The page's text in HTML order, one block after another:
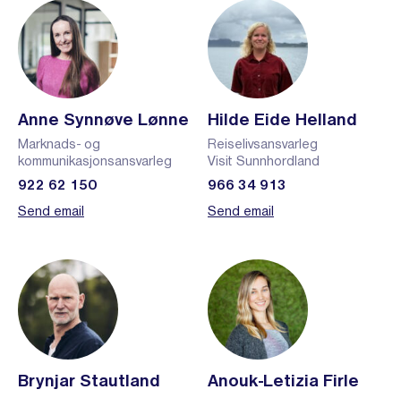
Anne Synnøve Lønne
Marknads- og
kommunikasjonsansvarleg
922 62 150
Send email
Hilde Eide Helland
Reiselivsansvarleg
Visit Sunnhordland
966 34 913
Send email
Brynjar Stautland Anouk-Letizia Firle